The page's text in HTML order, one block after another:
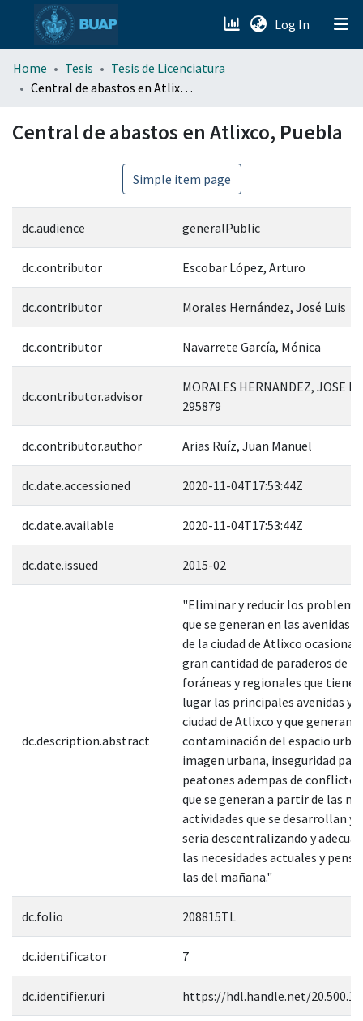
Log In (current)
menu.section.about_menu
Home Tesis
Tesis de Licenciatura
Central de abastos en Atlixco, Puebla
Central de abastos en Atlixco, Puebla
Simple item page
dc.audience generalPublic
dc.contributor Escobar López, Arturo
dc.contributor Morales Hernández, José Luis
dc.contributor Navarrete García, Mónica
dc.contributor.advisor
MORALES HERNANDEZ, JOSE
295879
dc.contributor.author Arias Ruíz, Juan Manuel
dc.date.accessioned 2020-11-04T17:53:44Z
dc.date.available 2020-11-04T17:53:44Z
dc.date.issued 2015-02
dc.description.abstract
"Eliminar y reducir los
que se generan en las avenidas
de la ciudad de Atlixco
gran cantidad de paraderos de
foráneas y regionales que
lugar las principales avenidas y
ciudad de Atlixco y que generan
contaminación del espacio
imagen urbana, inseguridad
peatones adempas de
que se generan a partir de las
actividades que se desarrollan y
seria descentralizando y
las necesidades actuales y
las del mañana."
dc.folio 208815TL
dc.identificator 7
dc.identifier.uri https://hdl.handle.net/